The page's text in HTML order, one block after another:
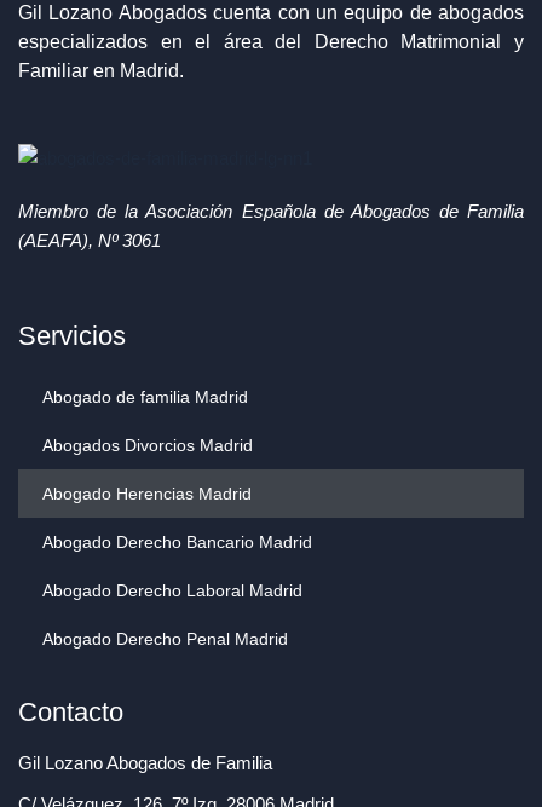
Gil Lozano Abogados cuenta con un equipo de abogados
especializados en el área del Derecho Matrimonial y
Familiar en Madrid.
Miembro de la Asociación Española de Abogados de Familia
(AEAFA), Nº 3061
Servicios
Abogado de familia Madrid
Abogados Divorcios Madrid
Abogado Herencias Madrid
Abogado Derecho Bancario Madrid
Abogado Derecho Laboral Madrid
Abogado Derecho Penal Madrid
Contacto
Gil Lozano Abogados de Familia